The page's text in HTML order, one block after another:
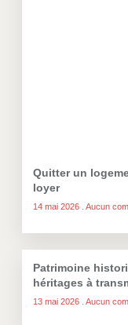
Quitter un
loyer
14 mai 2026 Aucun
Patrimoine
héritages à
13 mai 2026 Aucun